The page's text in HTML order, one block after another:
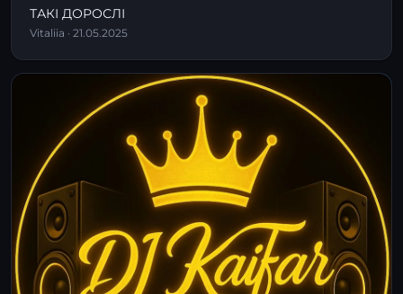
ТАКІ ДОРОСЛІ
Vitaliia · 21.05.2025